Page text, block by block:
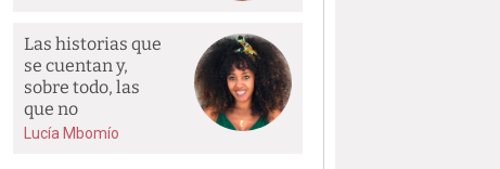
Las historias que
se cuentan y,
sobre todo, las
que no
Lucía Mbomío